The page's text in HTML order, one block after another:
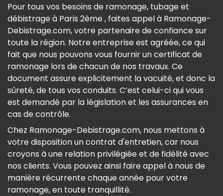
Pour tous vos besoins de ramonage, tubage et
débistrage à Paris 2ème , faites appel à Ramonage-
Debistrage.com, votre partenaire de confiance sur
toute la région. Notre entreprise est agréée, ce qui
fait que nous pouvons vous fournir un certificat de
ramonage lors de chacun de nos travaux. Ce
document assure explicitement la vacuité, et donc la
sûreté, de tous vos conduits. C’est celui-ci qui vous
est demandé par la législation et les assurances en
cas de contrôle.
Chez Ramonage-Debistrage.com, nous mettons à
votre disposition un contrat d'entretien, car nous
croyons à une relation privilégiée et de fidélité avec
nos clients. Vous pouvez ainsi faire appel à nous de
manière récurrente chaque année pour votre
ramonage, en toute tranquillité.